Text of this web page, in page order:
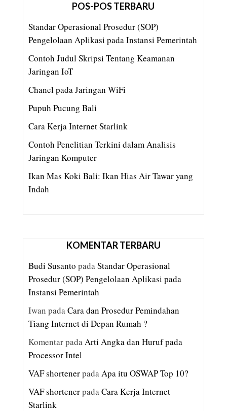
POS-POS TERBARU
Standar Operasional Prosedur (SOP)
Pengelolaan Aplikasi pada Instansi Pemerintah
Contoh Judul Skripsi Tentang Keamanan
Jaringan IoT
Chanel pada Jaringan WiFi
Pupuh Pucung Bali
Cara Kerja Internet Starlink
Contoh Penelitian Terkini dalam Analisis
Jaringan Komputer
Ikan Mas Koki Bali: Ikan Hias Air Tawar yang
Indah
KOMENTAR TERBARU
Budi Susanto padaStandar Operasional
Prosedur (SOP) Pengelolaan Aplikasi pada
Instansi Pemerintah
Iwan padaCara dan Prosedur Pemindahan
Tiang Internet di Depan Rumah ?
KomentarpadaArti Angka dan Huruf pada
Processor Intel
VAF shortenerpadaApa itu OSWAP Top 10?
VAF shortenerpadaCara Kerja Internet
Starlink